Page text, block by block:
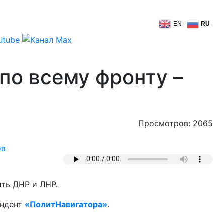
EN RU
всему фронту –
Просмотров: 2065
ДНР и ЛНР.
«ПолитНавигатора».